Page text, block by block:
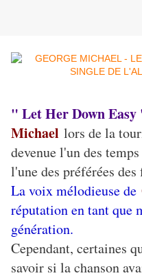
" Let Her Down Easy
Michael lors de la
devenue l'un des
l'une des préférées des
La voix mélodieuse de
réputation en tant que
génération.
Cependant, certaines
savoir si la chanson